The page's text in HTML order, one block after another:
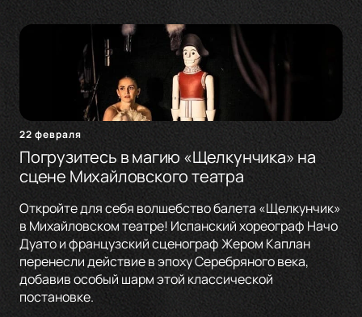
22 февраля
Погрузитесь в магию «Щелкунчика» на
сцене Михайловского театра
Откройте для себя волшебство балета «Щелкунчик»
в Михайловском театре! Испанский хореограф Начо
Дуато и французский сценограф Жером Каплан
перенесли действие в эпоху Серебряного века,
добавив особый шарм этой классической
постановке.